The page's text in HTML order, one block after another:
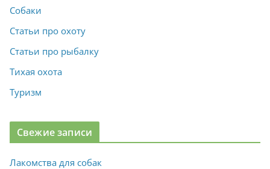
Собаки
Статьи про охоту
Статьи про рыбалку
Тихая охота
Туризм
Свежие записи
Лакомства для собак